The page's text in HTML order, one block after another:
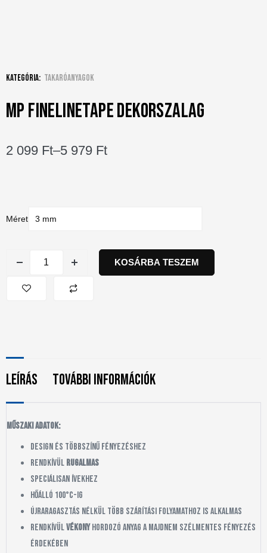
Kategória: Takaróanyagok
MP FINELINETAPE DEKORSZALAG
2 099 Ft–5 979 Ft
Méret
KOSÁRBA TESZEM
Leírás További információk
Műszaki adatok:
design és többszínű fényezéshez
rendkívül rugalmas
speciálisan ívekhez
hőálló 100°C-ig
újraragasztás nélkül több szárítási folyamathoz is alkalmas
rendkívülvékonyhordozó anyag a majdnem szélmentes fényezés
érdekében